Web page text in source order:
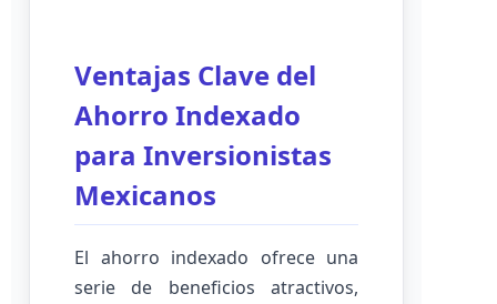
Ventajas Clave del
Ahorro Indexado
para Inversionistas
Mexicanos
El ahorro indexado ofrece una
serie de beneficios atractivos,